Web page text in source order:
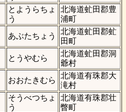
とようらちょ
う
北海道虻田郡豊
浦町
あぶたちょう
北海道虻田郡虻
田町
とうやむら
北海道虻田郡洞
爺村
おおたきむら
北海道有珠郡大
滝村
そうべつちょ
う
北海道有珠郡壮
瞥町